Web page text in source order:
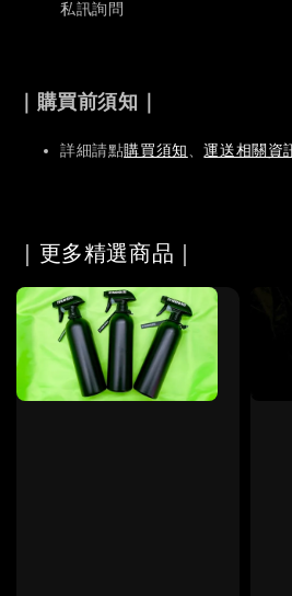
私訊詢問
｜購買前須知｜
詳細請點購買須知、運送相關資
｜更多精選商品｜